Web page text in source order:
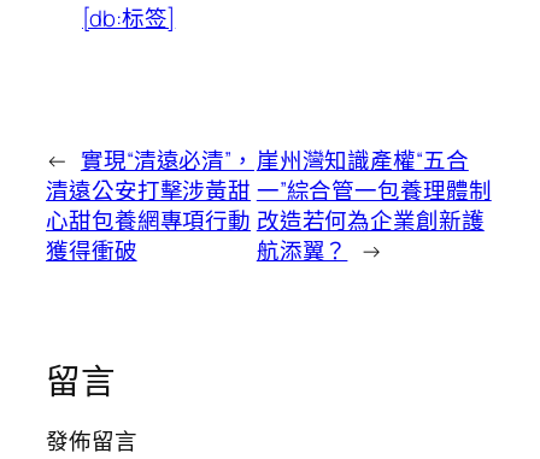
[db:标签]
← 實現“清遠必清”，
清遠公安打擊涉黃甜
心甜包養網專項行動
獲得衝破
崖州灣知識產權“五合
一”綜合管一包養理體制
改造若何為企業創新護
航添翼？
→
留言
發佈留言